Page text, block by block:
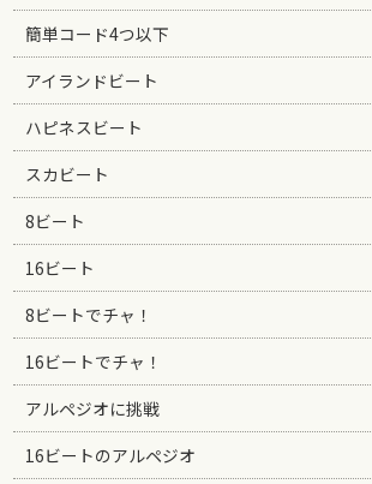
簡単コード4つ以下
アイランドビート
ハピネスビート
スカビート
8ビート
16ビート
8ビートでチャ！
16ビートでチャ！
アルペジオに挑戦
16ビートのアルペジオ